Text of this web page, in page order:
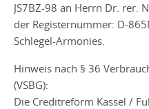
JS7BZ-98 an Herrn Dr. rer.
der Registernummer: D-
Schlegel-Armonies.
Hinweis nach § 36
(VSBG):
Die Creditreform Kassel /